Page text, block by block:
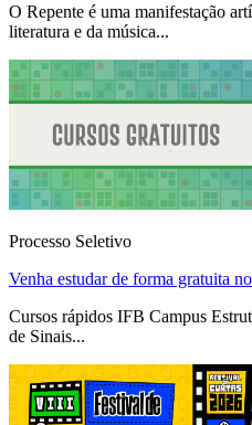
O Repente é uma manifestação
literatura e da música...
Processo Seletivo
Venha estudar de forma gratuita
Cursos rápidos IFB Campus
de Sinais...